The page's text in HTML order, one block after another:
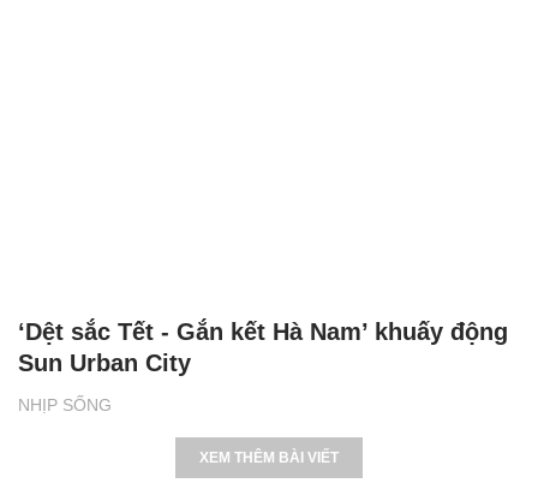
NHỊP SỐNG
‘Dệt sắc Tết - Gắn kết Hà Nam’ khuấy động
Sun Urban City
XEM THÊM BÀI VIẾT